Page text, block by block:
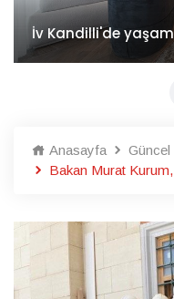
İv Kandilli'de
Anasayfa
Güncel
Bakan Murat